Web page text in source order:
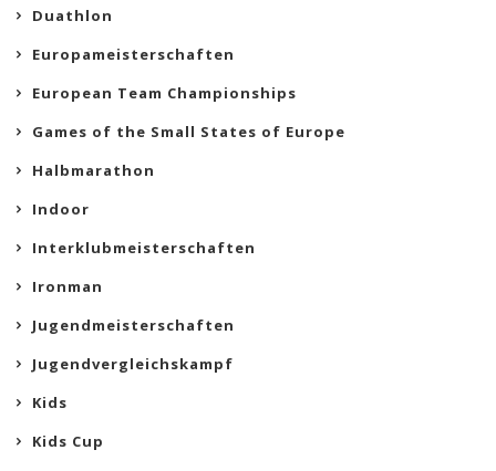
Duathlon
Europameisterschaften
European Team Championships
Games of the Small States of Europe
Halbmarathon
Indoor
Interklubmeisterschaften
Ironman
Jugendmeisterschaften
Jugendvergleichskampf
Kids
Kids Cup